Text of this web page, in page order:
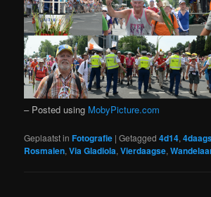
– Posted using MobyPicture.com
Geplaatst in Fotografie |Getagged 4d14,
Rosmalen,Via Gladiola,Vierdaagse,